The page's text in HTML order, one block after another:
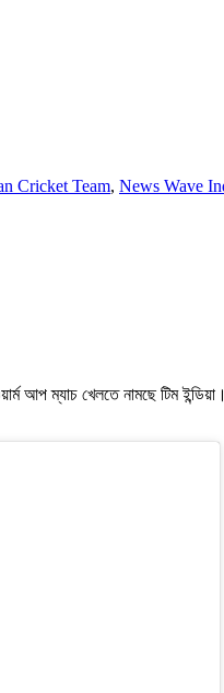
Cricket Team, News Wave
ওয়ার্ম আপ ম্যাচ খেলতে নামছে টিম